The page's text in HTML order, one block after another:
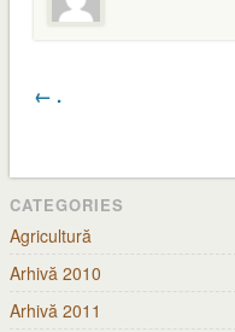
← .
CATEGORIES
Agricultură
Arhivă 2010
Arhivă 2011